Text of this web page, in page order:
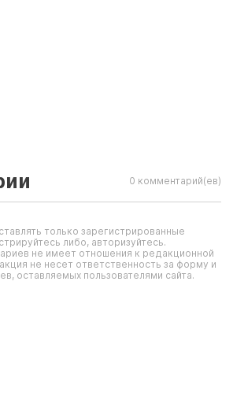
0 комментарий(ев)
только зарегистрированные
либо, авторизуйтесь.
не имеет отношения к редакционной
не несет ответственность за форму и
оставляемых пользователями сайта.